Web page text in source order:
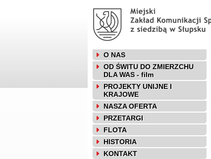
O NAS
OD ŚWITU DO ZMIERZCHU
DLA WAS - film
PROJEKTY UNIJNE I
KRAJOWE
NASZA OFERTA
PRZETARGI
FLOTA
HISTORIA
KONTAKT